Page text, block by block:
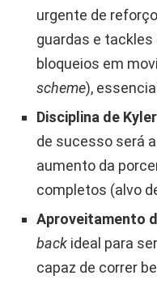
urgente de
guardas e
bloqueios em
scheme),
Disciplina de
de sucesso será
aumento da
completos (alvo
Aproveitamento
back ideal para
capaz de correr